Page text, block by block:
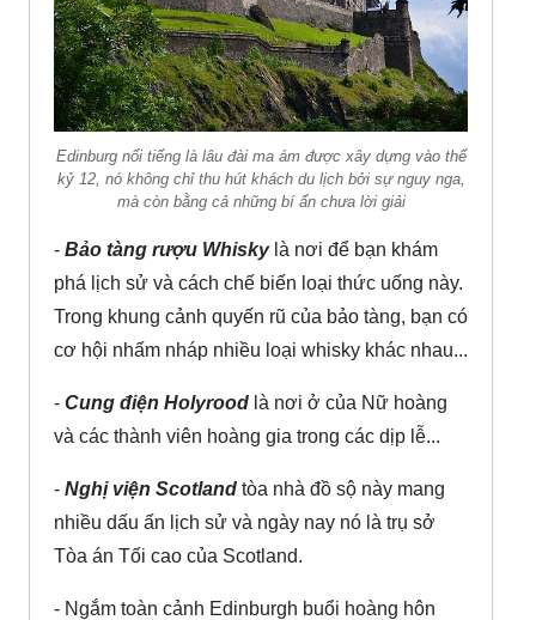
Edinburg nổi tiếng là lâu đài ma ám được xây dựng vào thế
kỷ 12, nó không chỉ thu hút khách du lịch bởi sự nguy nga,
mà còn bằng cả những bí ẩn chưa lời giải
- Bảo tàng rượu Whiskylà nơi để bạn khám
phá lịch sử và cách chế biến loại thức uống này.
Trong khung cảnh quyến rũ của bảo tàng, bạn có
cơ hội nhấm nháp nhiều loại whisky khác nhau...
- Cung điện Holyrood là nơi ở của Nữ hoàng
và các thành viên hoàng gia trong các dịp lễ...
- Nghị viện Scotland tòa nhà đồ sộ này mang
nhiều dấu ấn lịch sử và ngày nay nó là trụ sở
Tòa án Tối cao của Scotland.
- Ngắm toàn cảnh Edinburgh buổi hoàng hôn